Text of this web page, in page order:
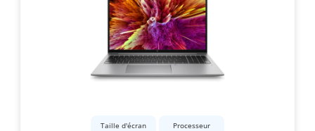
Taille d'écran
Processeur